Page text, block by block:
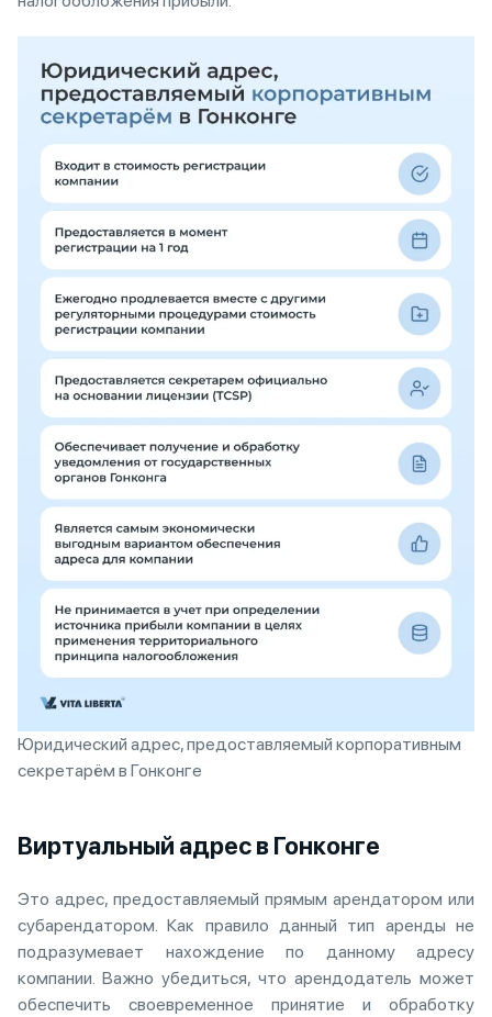
Юридический адрес, предоставляемый корпоративным
секретарём в Гонконге
Виртуальный адрес в Гонконге
Это адрес, предоставляемый прямым арендатором или
субарендатором. Как правило данный тип аренды не
подразумевает нахождение по данному адресу
компании. Важно убедиться, что арендодатель может
обеспечить своевременное принятие и обработку